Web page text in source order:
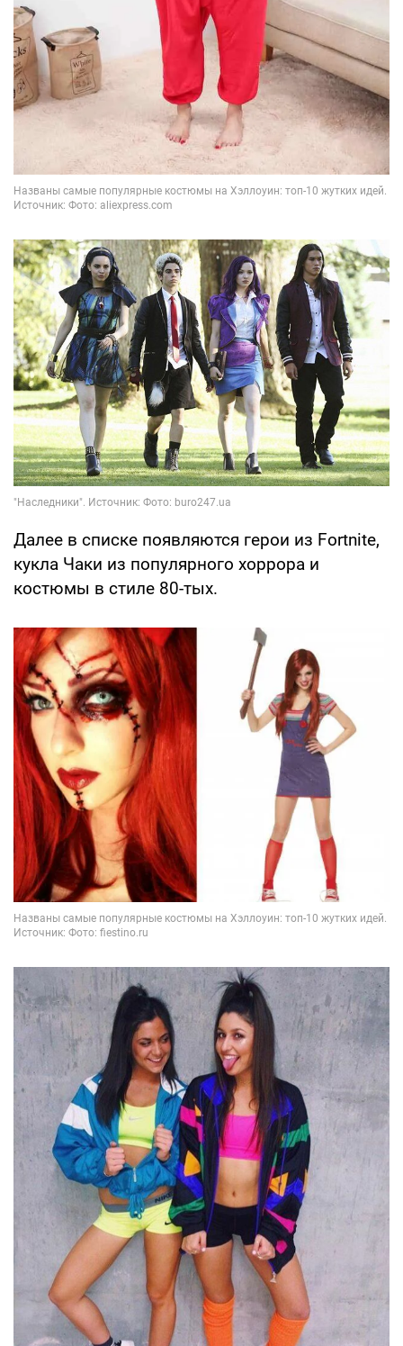
Далее в списке появляются герои из Fortnite,
кукла Чаки из популярного хоррора и
костюмы в стиле 80-тых.